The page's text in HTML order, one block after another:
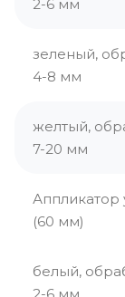
2-6 мм
зеленый,
4-8 мм
желтый,
7-20 мм
(60 мм)
белый,